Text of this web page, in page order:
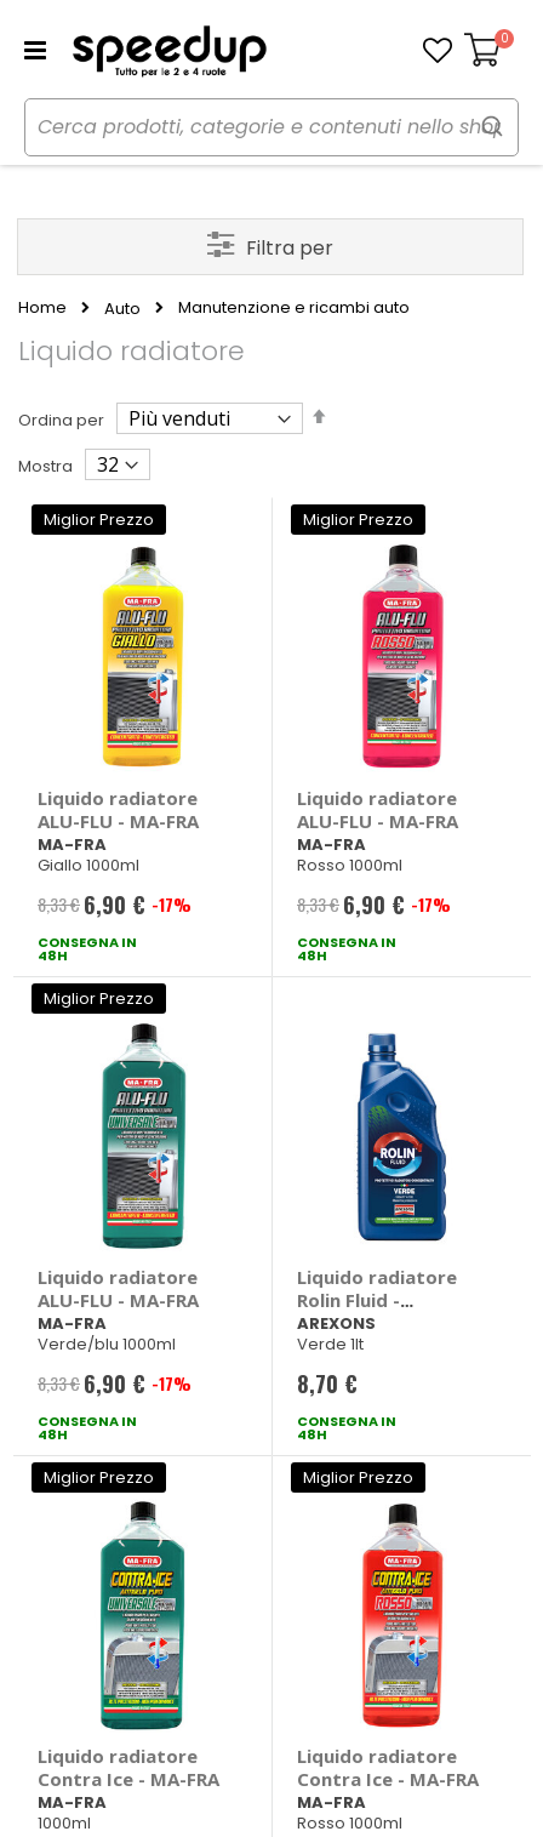
Carrello
0
Home Auto Manutenzione e ricambi auto
Liquido radiatore
Ordina per
Imposta
Mostra
Miglior Prezzo
Liquido radiatore
ALU-FLU - MA-FRA
MA-FRA
Giallo 1000ml
8,33 € Prezzo
speciale
6,90 € -17%
CONSEGNA IN
48H
Miglior Prezzo
Liquido radiatore
ALU-FLU - MA-FRA
MA-FRA
Rosso 1000ml
8,33 € Prezzo
speciale
6,90 € -17%
CONSEGNA IN
48H
Miglior Prezzo
Liquido radiatore
ALU-FLU - MA-FRA
MA-FRA
Verde/blu 1000ml
8,33 € Prezzo
speciale
6,90 € -17%
CONSEGNA IN
48H
Liquido radiatore
Rolin Fluid -
AREXONS
AREXONS
Verde 1lt
8,70 €
CONSEGNA IN
48H
Miglior Prezzo
Liquido radiatore
Contra Ice - MA-FRA
MA-FRA
1000ml
Miglior Prezzo
Liquido radiatore
Contra Ice - MA-FRA
MA-FRA
Rosso 1000ml
Filtra per